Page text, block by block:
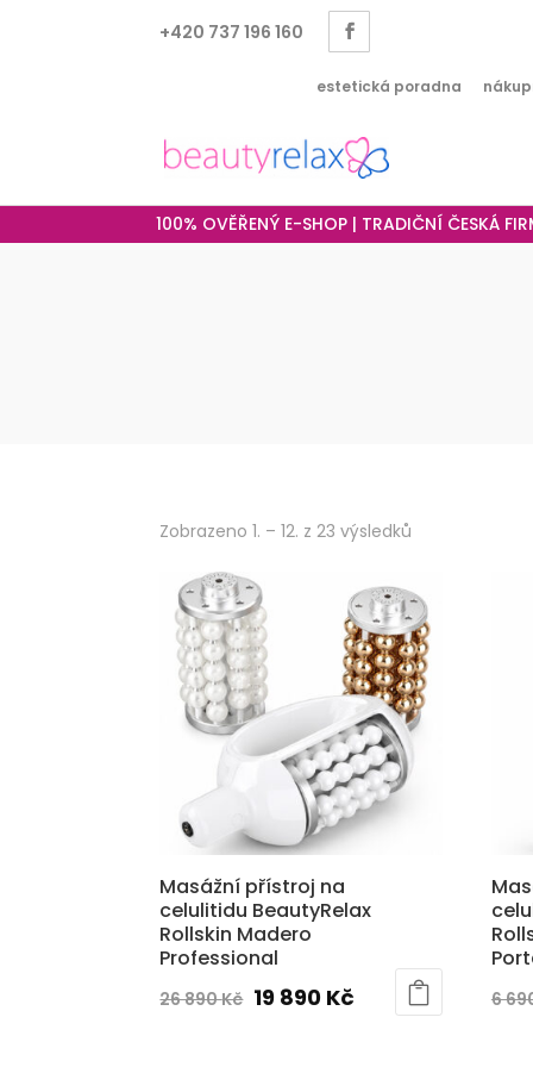
+420 737 196 160
estetická poradna
100% OVĚŘENÝ E-SHOP | TRADIČNÍ ČESKÁ
Zobrazeno 1. – 12. z 23 výsledků
Masážní přístroj na
celulitidu BeautyRelax
Rollskin Madero
Professional
26 890Kč Původní
19 890 Kč Aktuální
6